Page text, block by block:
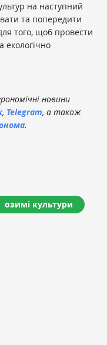
на наступний
та попередити
того, щоб провести
екологічно
новини
, Telegram, а також
.
озимі культури